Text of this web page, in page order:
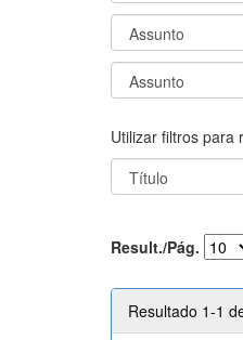
Utilizar filtros para
Result./Pág.
Resultado 1-1